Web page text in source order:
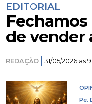
EDITORIAL
de vender
REDAÇÃO 31/05/2026 as
Pe.